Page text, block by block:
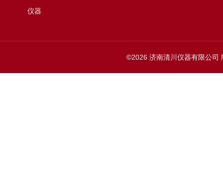
仪器
©2026 济南清川仪器有限公